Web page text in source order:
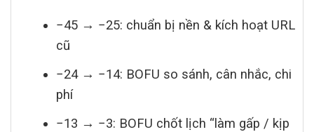
−45 → −25: chuẩn bị nền & kích hoạt URL
cũ
−24 → −14: BOFU so sánh, cân nhắc, chi
phí
−13 → −3: BOFU chốt lịch “làm gấp / kịp